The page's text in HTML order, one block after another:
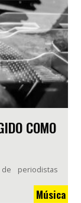
COMO
periodistas
Música